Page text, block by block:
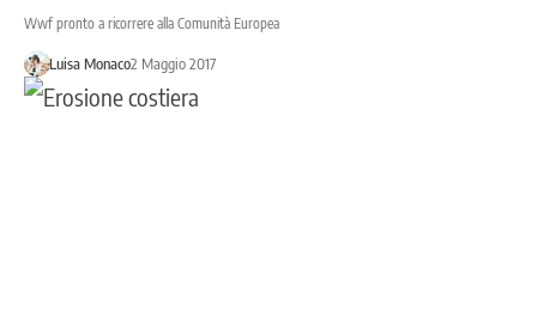
Wwf pronto a ricorrere alla Comunità Europea
Luisa Monaco2 Maggio 2017